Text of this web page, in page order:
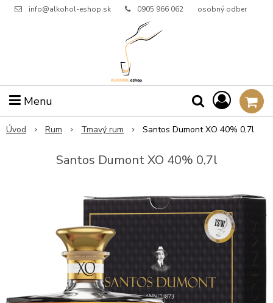
info@alkohol-eshop.sk 0905 966 062 osobný odber
Menu
Úvod Rum Tmavý rum Santos Dumont XO 40% 0,7l
Santos Dumont XO 40% 0,7l